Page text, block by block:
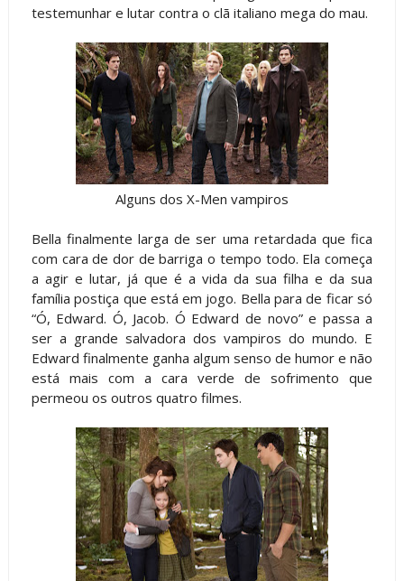
testemunhar e lutar contra o clã italiano mega do mau.
Alguns dos X-Men vampiros
Bella finalmente larga de ser uma retardada que fica
com cara de dor de barriga o tempo todo. Ela começa
a agir e lutar, já que é a vida da sua filha e da sua
família postiça que está em jogo. Bella para de ficar só
“Ó, Edward. Ó, Jacob. Ó Edward de novo” e passa a
ser a grande salvadora dos vampiros do mundo. E
Edward finalmente ganha algum senso de humor e não
está mais com a cara verde de sofrimento que
permeou os outros quatro filmes.